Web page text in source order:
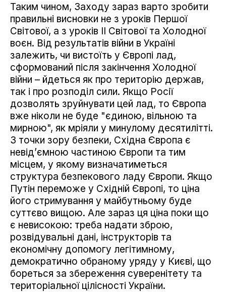
Таким чином, Заходу зараз варто зробити
правильні висновки не з уроків Першої
Світової, а з уроків ІІ Світової та Холодної
воєн. Від результатів війни в Україні
залежить, чи вистоїть у Європі лад,
сформований після закінчення Холодної
війни – йдеться як про територію держав,
так і про розподіл сили. Якщо Росії
дозволять зруйнувати цей лад, то Європа
вже ніколи не буде "єдиною, вільною та
мирною", як мріяли у минулому десятилітті.
З точки зору безпеки, Східна Європа є
невід’ємною частиною Європи та тим
місцем, у якому визначатиметься
структура безпекового ладу Європи. Якщо
Путін переможе у Східній Європі, то ціна
його стримування у майбутньому буде
суттєво вищою. Але зараз ця ціна поки що
є невисокою: треба надати зброю,
розвідувальні дані, інструкторів та
економічну допомогу легітимному,
демократично обраному уряду у Києві, що
бореться за збереження суверенітету та
територіальної цілісності України.